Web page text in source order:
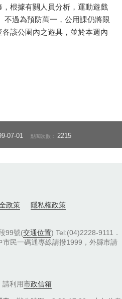
根據有關人員分析，運動遊戲
過為預防萬一，公用課仍將限
該公園內之遊具，並於本週內
07-01 點閱次數： 2215
政策 隱私權政策
99號(交通位置) Tel:(04)2228-9111．
民一碼通專線請撥1999，外縣市請
請利用市政信箱